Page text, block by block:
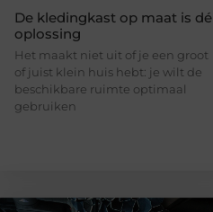
De kledingkast op maat is dé
oplossing
Het maakt niet uit of je een groot
of juist klein huis hebt: je wilt de
beschikbare ruimte optimaal
gebruiken